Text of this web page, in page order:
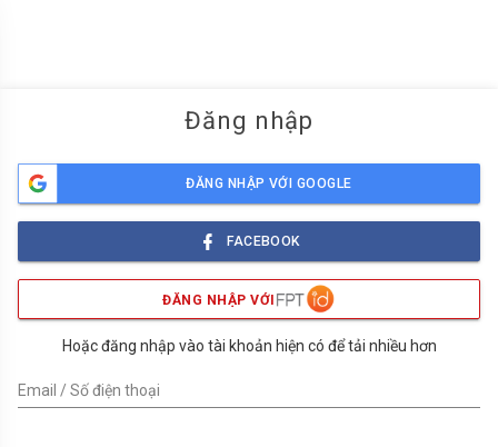
Đăng nhập
ĐĂNG NHẬP VỚI GOOGLE
FACEBOOK
ĐĂNG NHẬP VỚI
Hoặc đăng nhập vào tài khoản hiện có để tải nhiều hơn
Email / Số điện thoại